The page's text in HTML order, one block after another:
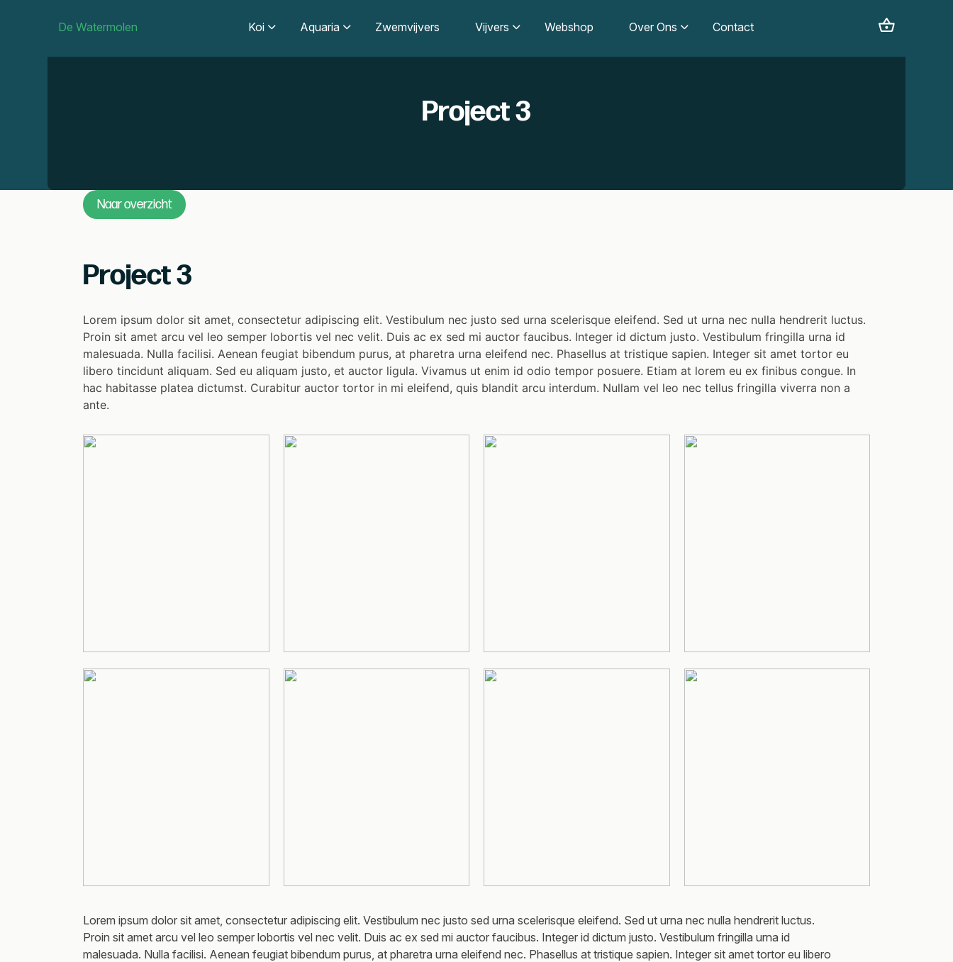
De Watermolen Koi Aquaria Zwemvijvers Vijvers Webshop Over Ons Contact
Project 3
Naar overzicht
Project 3
Lorem ipsum dolor sit amet, consectetur adipiscing elit. Vestibulum nec justo sed urna scelerisque eleifend. Sed ut urna nec nulla hendrerit luctus.
Proin sit amet arcu vel leo semper lobortis vel nec velit. Duis ac ex sed mi auctor faucibus. Integer id dictum justo. Vestibulum fringilla urna id
malesuada. Nulla facilisi. Aenean feugiat bibendum purus, at pharetra urna eleifend nec. Phasellus at tristique sapien. Integer sit amet tortor eu
libero tincidunt aliquam. Sed eu aliquam justo, et auctor ligula. Vivamus ut enim id odio tempor posuere. Etiam at lorem eu ex finibus congue. In
hac habitasse platea dictumst. Curabitur auctor tortor in mi eleifend, quis blandit arcu interdum. Nullam vel leo nec tellus fringilla viverra non a
ante.
Lorem ipsum dolor sit amet, consectetur adipiscing elit. Vestibulum nec justo sed urna scelerisque eleifend. Sed ut urna nec nulla hendrerit luctus.
Proin sit amet arcu vel leo semper lobortis vel nec velit. Duis ac ex sed mi auctor faucibus. Integer id dictum justo. Vestibulum fringilla urna id
malesuada. Nulla facilisi. Aenean feugiat bibendum purus, at pharetra urna eleifend nec. Phasellus at tristique sapien. Integer sit amet tortor eu libero